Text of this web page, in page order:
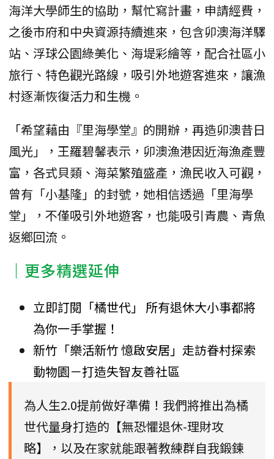
海洋大學師生的協助，幫忙寫計畫，申請經費，
之後市府和中央資源持續進來，包含卯澳海洋驛
站、浮球公園綠美化、海堤彩繪等，配合社區小
旅行、特色觀光路線，吸引外地遊客進來，讓漁
村逐漸恢復活力和生機。
「希望藉由『里海學堂』的開辦，再造卯澳昔日
風光」，王羅碧馨表示，卯澳漁港因近海漁產豐
富，各式貝類、海菜繁殖盛產，漁民收入可觀，
曾有「小基隆」的封號，她相信透過「里海學
堂」，不僅吸引外地遊客，也能吸引青農、青魚
返鄉回流。
｜更多精選延伸
立即訂閱「橘世代」 所有退休大小事都將
為你一手掌握！
新竹「樂活新竹 憶啟安居」走訪眷村探索
動物園－打造失智友善社區
為人生2.0提前做好準備！我們將推出為橘
世代量身打造的【無恐懼退休-理財攻
略】，以及在家就能跟著教練群自我鍛鍊